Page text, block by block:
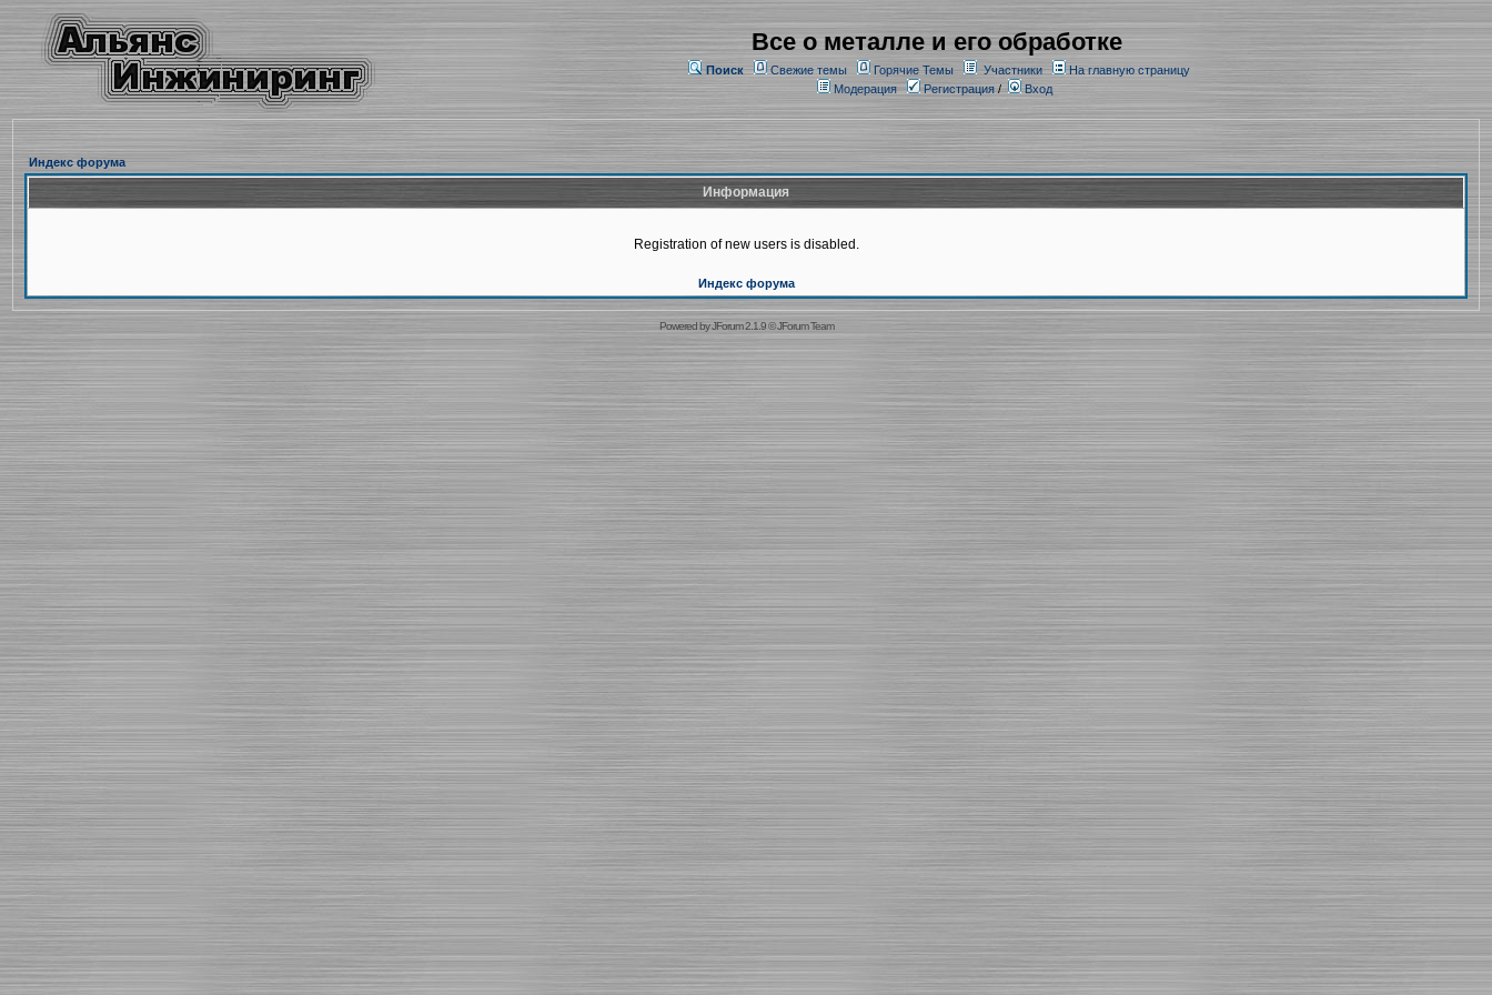
Все о металле и его обработке
Поиск Свежие темы Горячие Темы Участники
На главную страницу
Модерация
Регистрация/ Вход
Индекс форума
Информация
Registration of new users is disabled.
Индекс форума
Powered byJForum 2.1.9©JForum Team